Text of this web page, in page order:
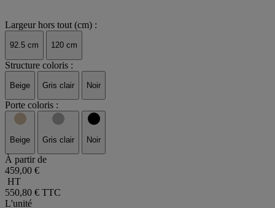
Largeur hors tout (cm) :
92.5 cm 120 cm
Structure coloris :
Beige Gris clair Noir
Porte coloris :
Beige Gris clair Noir
À partir de
459,00 €
HT
550,80 € TTC
L'unité